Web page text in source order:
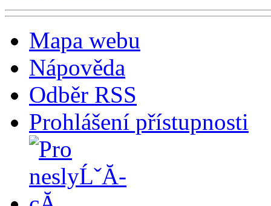
Mapa webu
Nápověda
Odběr RSS
Prohlášení přístupnosti